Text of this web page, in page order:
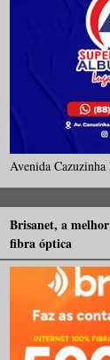
Avenida Cazuzinha
Brisanet, a
fibra óptica